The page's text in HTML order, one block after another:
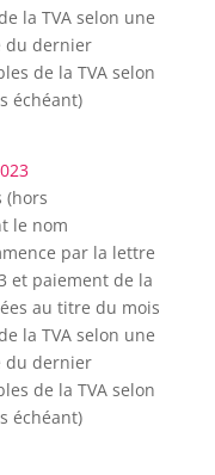
la TVA selon une
du dernier
de la TVA selon
échéant)
(hors
le nom
par la lettre
et paiement de la
au titre du mois
la TVA selon une
du dernier
de la TVA selon
échéant)